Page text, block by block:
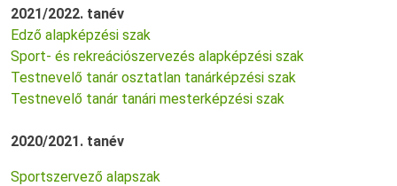
2021/2022. tanév
Edző alapképzési szak
Sport- és rekreációszervezés alapképzési szak
Testnevelő tanár osztatlan tanárképzési szak
Testnevelő tanár tanári mesterképzési szak
2020/2021. tanév
Sportszervező alapszak